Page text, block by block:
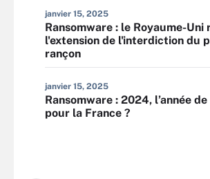
janvier 15, 2025
Ransomware : le Royaume-
l'extension de l'interdiction du
rançon
janvier 15, 2025
Ransomware : 2024, l’année
pour la France ?